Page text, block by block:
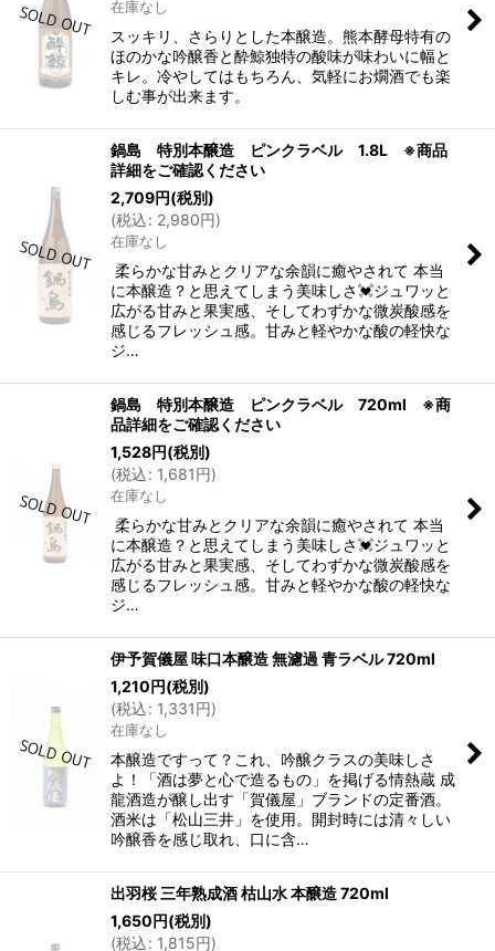
在庫なし
スッキリ、さらりとした本醸造。熊本酵母特有の
ほのかな吟醸香と酔鯨独特の酸味が味わいに幅と
キレ。冷やしてはもちろん、気軽にお燗酒でも楽
しむ事が出来ます。
鍋島 特別本醸造 ピンクラベル 1.8L ※商品
詳細をご確認ください
2,709円(税別)
(税込: 2,980円)
在庫なし
柔らかな甘みとクリアな余韻に癒やされて 本当
に本醸造？と思えてしまう美味しさ💓ジュワッと
広がる甘みと果実感、そしてわずかな微炭酸感を
感じるフレッシュ感。甘みと軽やかな酸の軽快な
ジ…
鍋島 特別本醸造 ピンクラベル 720ml ※商
品詳細をご確認ください
1,528円(税別)
(税込: 1,681円)
在庫なし
柔らかな甘みとクリアな余韻に癒やされて 本当
に本醸造？と思えてしまう美味しさ💓ジュワッと
広がる甘みと果実感、そしてわずかな微炭酸感を
感じるフレッシュ感。甘みと軽やかな酸の軽快な
ジ…
伊予賀儀屋 味口本醸造 無濾過 青ラベル 720ml
1,210円(税別)
(税込: 1,331円)
在庫なし
本醸造ですって？これ、吟醸クラスの美味しさ
よ！「酒は夢と心で造るもの」を掲げる情熱蔵 成
龍酒造が醸し出す「賀儀屋」ブランドの定番酒。
酒米は「松山三井」を使用。開封時には清々しい
吟醸香を感じ取れ、口に含…
出羽桜 三年熟成酒 枯山水 本醸造 720ml
1,650円(税別)
(税込: 1,815円)